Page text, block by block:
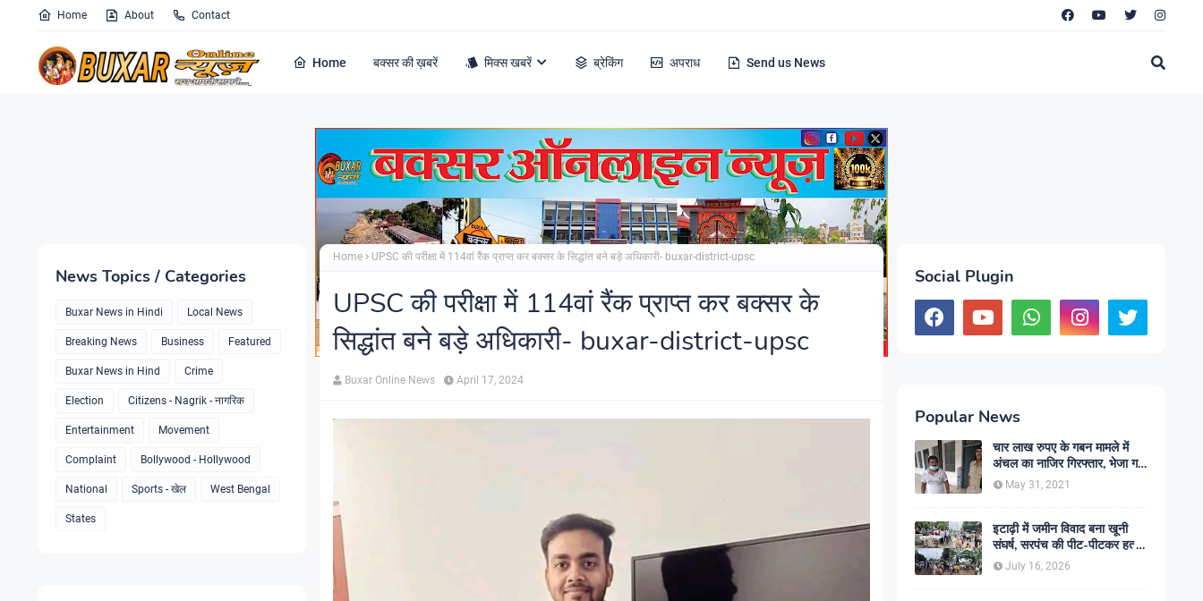
Home About Contact
Home बक्सर की ख़बरें मिक्स खबरें ब्रेकिंग अपराध Send us News
News Topics / Categories
Buxar News in Hindi Local News
Breaking News Business Featured
Buxar News in Hind Crime
Election Citizens - Nagrik - नागरिक
Entertainment Movement
Complaint Bollywood - Hollywood
National Sports - खेल West Bengal
States
Home UPSC की परीक्षा में 114वां रैंक प्राप्त कर बक्सर के सिद्धांत बने बड़े अधिकारी- buxar-district-upsc
UPSC की परीक्षा में 114वां रैंक प्राप्त कर बक्सर के
सिद्धांत बने बड़े अधिकारी- buxar-district-upsc
Buxar Online News April 17, 2024
Social Plugin
Popular News
चार लाख रुपए के गबन मामले में
अंचल का नाजिर गिरफ्तार, भेजा गया
जेल- sent jail
May 31, 2021
इटाढ़ी में जमीन विवाद बना खूनी
संघर्ष, सरपंच की पीट-पीटकर हत्या;
दो बेटे घायल, सड़क जाम
July 16, 2026